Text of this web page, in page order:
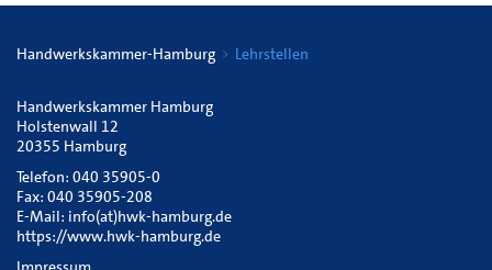
Handwerkskammer-Hamburg Lehrstellen
Handwerkskammer Hamburg
Holstenwall 12
20355 Hamburg
Telefon: 040 35905-0
Fax: 040 35905-208
E-Mail: info(at)hwk-hamburg.de
https://www.hwk-hamburg.de